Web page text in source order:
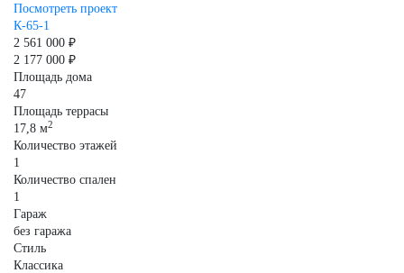
Посмотреть проект
К-65-1
2 561 000 ₽
2 177 000 ₽
Площадь дома
47
Площадь террасы
17,8 м2
Количество этажей
1
Количество спален
1
Гараж
без гаража
Стиль
Классика